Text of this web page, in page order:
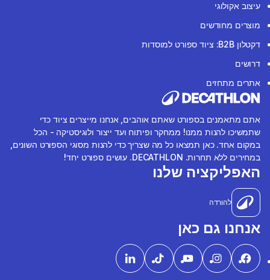
עיצוב אקולוגי
מוצרים מחודשים
דקטלון B2B: ציוד ספורט למוסדות
דרושים
אתרים מתחזים
אתם מתאמנים בספורט שאתם אוהבים, אנחנו מייצרים ציוד כדי
שתמשיכו להנות ממנו! ממחקר ופיתוח ועד ייצור ולוגיסטיקה - הכל
במקום אחד. כאן תמצאו כל מה שצריך כדי להנות מסוגי הספורט השונים,
במחירים ללא תחרות. DECATHLON. עושים ספורט יחד!
האפליקציה שלנו
להורדה
אנחנו גם כאן